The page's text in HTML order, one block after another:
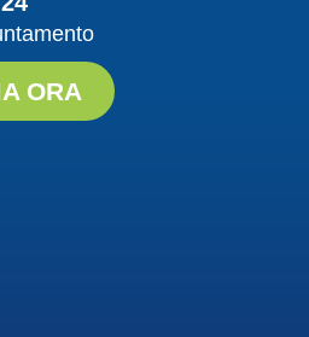
ORA